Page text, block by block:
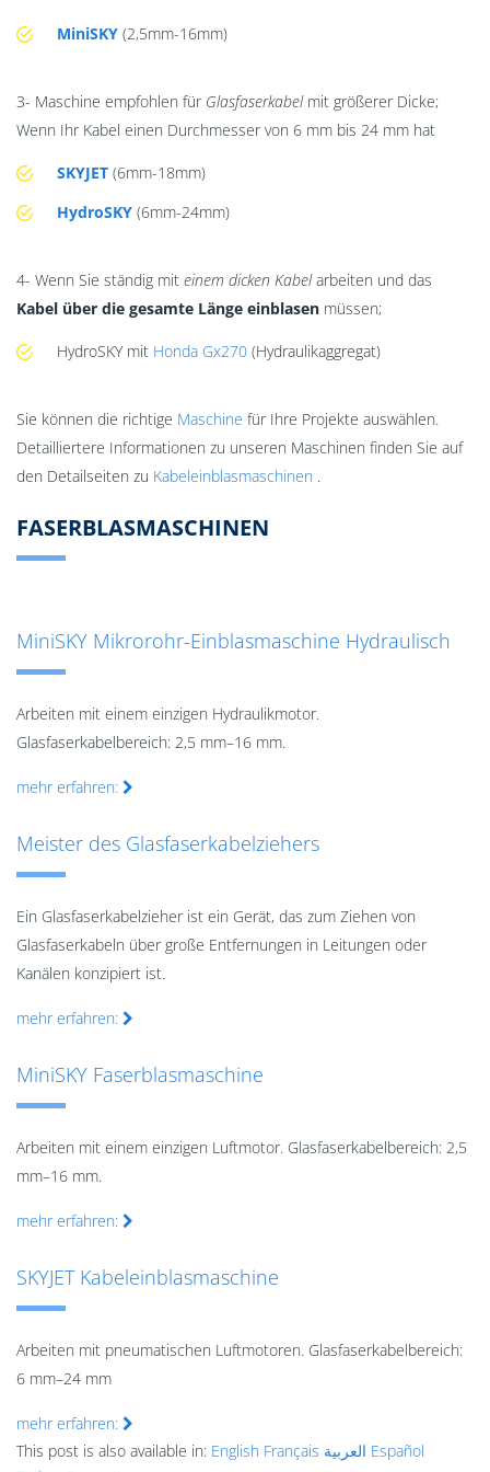
MiniSKY (2,5mm-16mm)
3- Maschine empfohlen für Glasfaserkabelmit größerer Dicke;
Wenn Ihr Kabel einen Durchmesser von 6 mm bis 24 mm hat
SKYJET (6mm-18mm)
HydroSKY (6mm-24mm)
4- Wenn Sie ständig mit einem dicken Kabelarbeiten und das
Kabel über die gesamte Länge einblasen müssen;
HydroSKY mit Honda Gx270 (Hydraulikaggregat)
Sie können die richtige Maschine für Ihre Projekte auswählen.
Detailliertere Informationen zu unseren Maschinen finden Sie auf
den Detailseiten zu Kabeleinblasmaschinen .
FASERBLASMASCHINEN
MiniSKY Mikrorohr-Einblasmaschine Hydraulisch
Arbeiten mit einem einzigen Hydraulikmotor.
Glasfaserkabelbereich: 2,5 mm–16 mm.
mehr erfahren:
Meister des Glasfaserkabelziehers
Ein Glasfaserkabelzieher ist ein Gerät, das zum Ziehen von
Glasfaserkabeln über große Entfernungen in Leitungen oder
Kanälen konzipiert ist.
mehr erfahren:
MiniSKY Faserblasmaschine
Arbeiten mit einem einzigen Luftmotor. Glasfaserkabelbereich: 2,5
mm–16 mm.
mehr erfahren:
SKYJET Kabeleinblasmaschine
Arbeiten mit pneumatischen Luftmotoren. Glasfaserkabelbereich:
6 mm–24 mm
mehr erfahren:
This post is also available in: English Français العربية Español